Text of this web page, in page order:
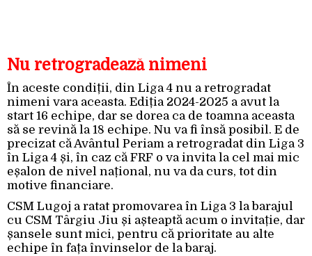
Nu retrogradează nimeni
În aceste condiții, din Liga 4 nu a retrogradat
nimeni vara aceasta. Ediția 2024-2025 a avut la
start 16 echipe, dar se dorea ca de toamna aceasta
să se revină la 18 echipe. Nu va fi însă posibil. E de
precizat că Avântul Periam a retrogradat din Liga 3
în Liga 4 și, în caz că FRF o va invita la cel mai mic
eșalon de nivel național, nu va da curs, tot din
motive financiare.
CSM Lugoj a ratat promovarea în Liga 3 la barajul
cu CSM Târgiu Jiu și așteaptă acum o invitație, dar
șansele sunt mici, pentru că prioritate au alte
echipe în fața învinselor de la baraj.